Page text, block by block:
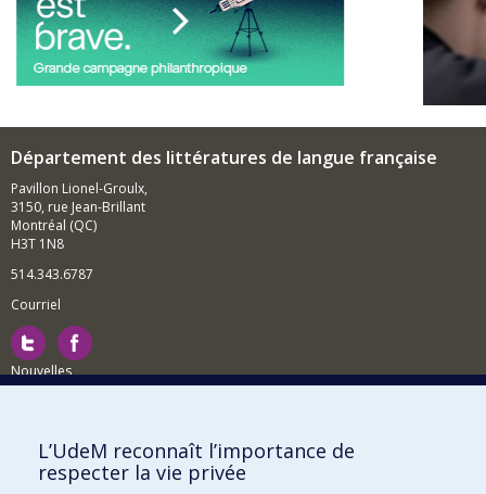
Services de
Département des littératures de langue française
Pavillon Lionel-Groulx,
3150, rue Jean-Brillant
Montréal (QC)
H3T 1N8
514.343.6787
Courriel
Nouvelles
Comment soutenir le Département?
BESOIN D'AIDE?
L’UdeM reconnaît l’importance de
respecter la vie privée